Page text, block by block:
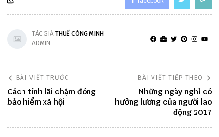
TÁC GIẢTHUẾ CÔNG MINH
ADMIN
BÀI VIẾT TRƯỚC
Cách tính lãi chậm đóng
bảo hiểm xã hội
BÀI VIẾT TIẾP THEO
Những ngày nghỉ có
hưởng lương của người lao
động 2017